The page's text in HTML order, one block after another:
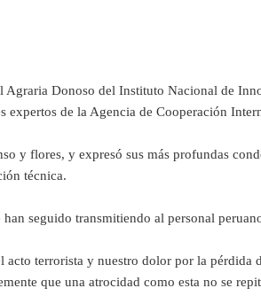
Donoso del Instituto Nacional de
expertos de la Agencia de Cooperación
y flores, y expresó sus más profundas
técnica.
seguido transmitiendo al personal
terrorista y nuestro dolor por la pérdida
que una atrocidad como esta no se